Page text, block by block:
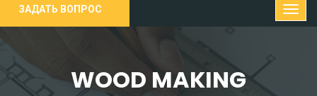
ЗАДАТЬ ВОПРОС
WOOD MAKING